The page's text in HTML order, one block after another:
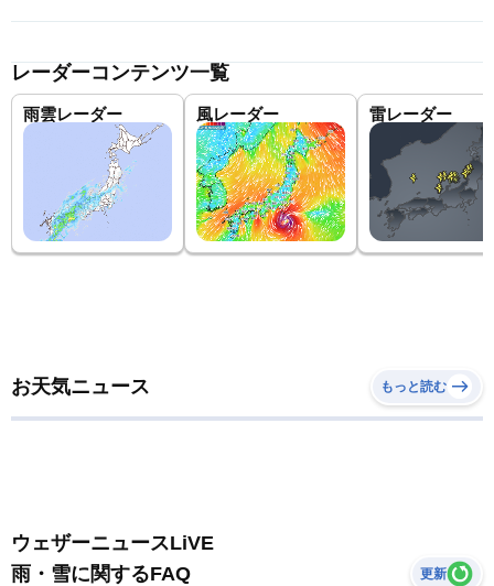
レーダーコンテンツ一覧
雨雲レーダー 風レーダー 雷レーダー
お天気ニュース もっと読む
ウェザーニュースLiVE
雨・雪に関するFAQ
更新